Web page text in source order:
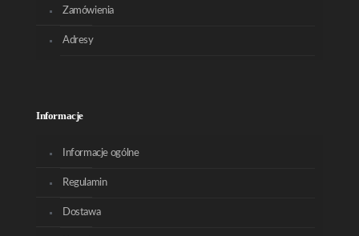
Zamówienia
Adresy
Informacje
Informacje ogólne
Regulamin
Dostawa